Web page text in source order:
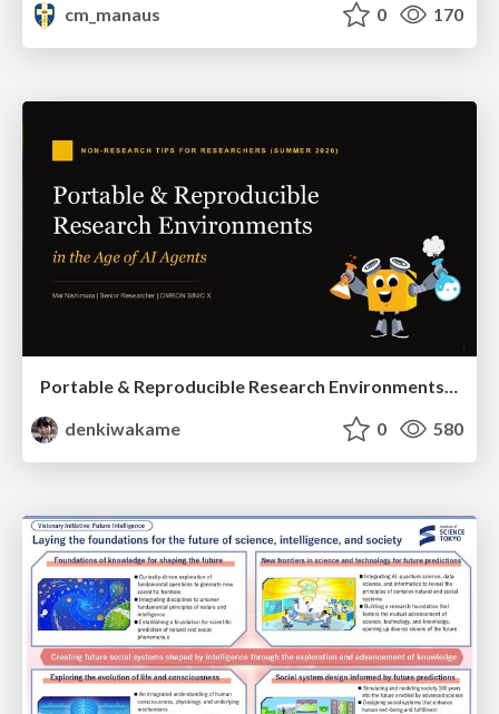
cm_manaus 0 170
Portable & Reproducible Research Environments in the Age of AI Agents
denkiwakame
0 580